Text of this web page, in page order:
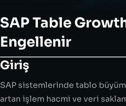
SAP Table
Engellenir
Giriş
SAP sistemlerinde tablo
artan işlem hacmi ve veri